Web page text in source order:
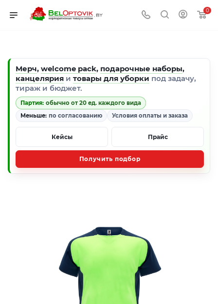
0
Мерч, welcome pack, подарочные наборы,
канцелярия и товары для уборки под задачу,
тираж и бюджет.
Партия: обычно от 20 ед. каждого вида
Меньше: по согласованию Условия оплаты и заказа
Кейсы Прайс
Получить подбор